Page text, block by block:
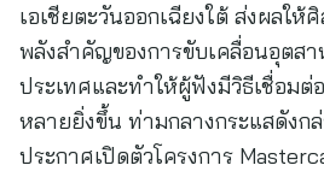
เอเชียตะวันออกเฉียงใต้ ส่งผลใ
พลังสำคัญของการขับเคลื่อนอุตส
ประเทศและทำให้ผู้ฟังมีวิธีเชื่อม
หลายยิ่งขึ้น ท่ามกลางกระแสดังก
ประกาศเปิดตัวโครงการ